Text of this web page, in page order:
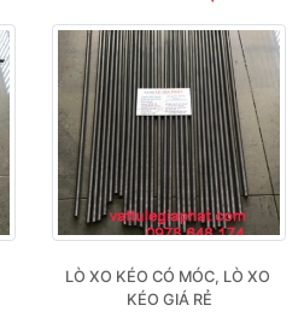
LÒ XO KÉO CÓ MÓC, LÒ XO
KÉO GIÁ RẺ